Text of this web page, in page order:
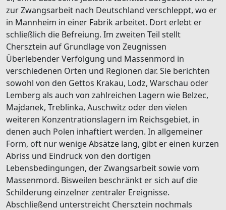
zur Zwangsarbeit nach Deutschland verschleppt, wo er
in Mannheim in einer Fabrik arbeitet. Dort erlebt er
schließlich die Befreiung. Im zweiten Teil stellt
Chersztein auf Grundlage von Zeugnissen
Überlebender Verfolgung und Massenmord in
verschiedenen Orten und Regionen dar. Sie berichten
sowohl von den Gettos Krakau, Lodz, Warschau oder
Lemberg als auch von zahlreichen Lagern wie Belzec,
Majdanek, Treblinka, Auschwitz oder den vielen
weiteren Konzentrationslagern im Reichsgebiet, in
denen auch Polen inhaftiert werden. In allgemeiner
Form, oft nur wenige Absätze lang, gibt er einen kurzen
Abriss und Eindruck von den dortigen
Lebensbedingungen, der Zwangsarbeit sowie vom
Massenmord. Bisweilen beschränkt er sich auf die
Schilderung einzelner zentraler Ereignisse.
Abschließend unterstreicht Chersztein nochmals